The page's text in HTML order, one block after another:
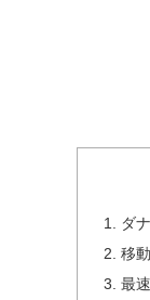
ダ
移
最